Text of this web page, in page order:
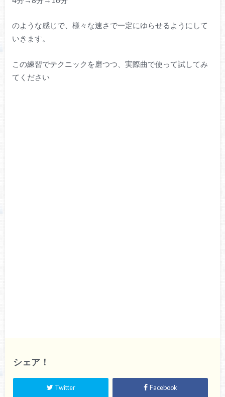
のような感じで、様々な速さで一定にゆらせるようにして
いきます。
この練習でテクニックを磨つつ、実際曲で使って試してみ
てください
シェア！
Twitter Facebook